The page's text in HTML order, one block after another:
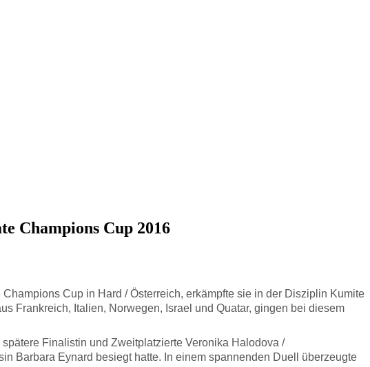
Champions Cup 2016
Cup in Hard / Österreich, erkämpfte sie in der Disziplin Kumite
Frankreich, Italien, Norwegen, Israel und Quatar, gingen bei diesem
Finalistin und Zweitplatzierte Veronika Halodova /
Barbara Eynard besiegt hatte. In einem spannenden Duell überzeugte